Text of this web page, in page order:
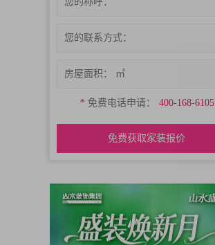
* 免费电话申请： 400-168-6105
免费获取家装报价